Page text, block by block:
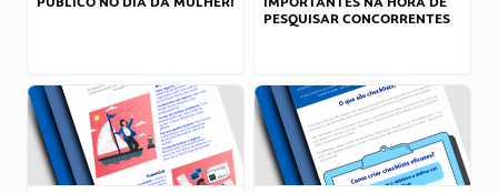
PESQUISAR CONCORRENTES